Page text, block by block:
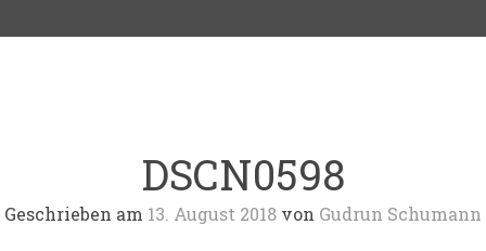
DSCN0598
Geschrieben am 13. August 2018 von Gudrun Schumann